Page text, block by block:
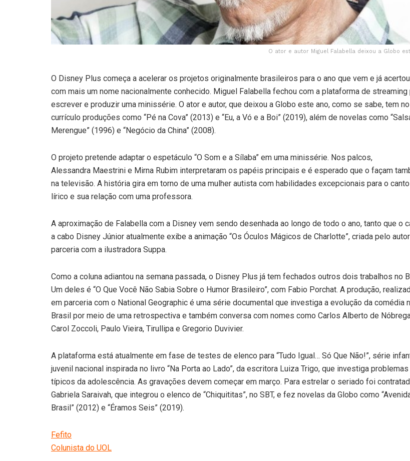
O ator e autor Miguel Falabella deixou a Globo
O Disney Plus começa a acelerar os projetos originalmente brasileiros para o ano que vem e já acertou
com mais um nome nacionalmente conhecido. Miguel Falabella fechou com a plataforma de streaming
escrever e produzir uma minissérie. O ator e autor, que deixou a Globo este ano, como se sabe, tem no
currículo produções como “Pé na Cova” (2013) e “Eu, a Vó e a Boi” (2019), além de novelas como
Merengue” (1996) e “Negócio da China” (2008).
O projeto pretende adaptar o espetáculo “O Som e a Sílaba” em uma minissérie. Nos palcos,
Alessandra Maestrini e Mirna Rubim interpretaram os papéis principais e é esperado que o façam
na televisão. A história gira em torno de uma mulher autista com habilidades excepcionais para o canto
lírico e sua relação com uma professora.
A aproximação de Falabella com a Disney vem sendo desenhada ao longo de todo o ano, tanto que o
a cabo Disney Júnior atualmente exibe a animação “Os Óculos Mágicos de Charlotte”, criada pelo
parceria com a ilustradora Suppa.
Como a coluna adiantou na semana passada, o Disney Plus já tem fechados outros dois trabalhos no
Um deles é “O Que Você Não Sabia Sobre o Humor Brasileiro”, com Fabio Porchat. A produção,
em parceria com o National Geographic é uma série documental que investiga a evolução da comédia
Brasil por meio de uma retrospectiva e também conversa com nomes como Carlos Alberto de
Carol Zoccoli, Paulo Vieira, Tirullipa e Gregorio Duvivier.
A plataforma está atualmente em fase de testes de elenco para “Tudo Igual… Só Que Não!”, série
juvenil nacional inspirada no livro “Na Porta ao Lado”, da escritora Luiza Trigo, que investiga problemas
típicos da adolescência. As gravações devem começar em março. Para estrelar o seriado foi
Gabriela Saraivah, que integrou o elenco de “Chiquititas”, no SBT, e fez novelas da Globo como
Brasil” (2012) e “Éramos Seis” (2019).
Fefito
Colunista do UOL